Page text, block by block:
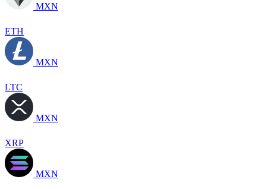
MXN
ETH
MXN
LTC
MXN
XRP
MXN